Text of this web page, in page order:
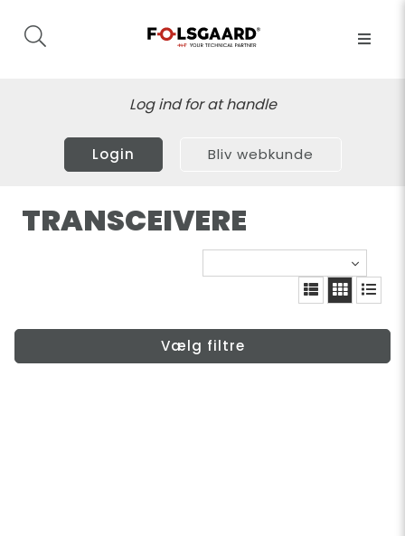
Log ind for at handle
Login Bliv webkunde
TRANSCEIVERE
Vælg filtre